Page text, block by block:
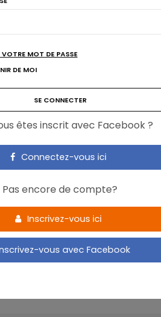
habitudes alimentaires. De «bonnes»
s’avère donc une base de la prévention
l’identique chez les hommes, ce qui
riche en fruits et légumes.
of the study. Press release, American
VOTRE MOT DE PASSE
DE MOI
êtes inscrit avec Facebook ?
Connectez-vous ici
Pas encore de compte?
Inscrivez-vous ici
vous avec Facebook